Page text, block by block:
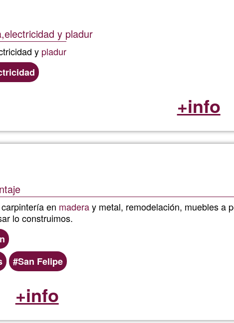
y pladur
y pladur
+info
en maderay metal, remodelación, muebles a
lo construimos.
San Felipe
+info